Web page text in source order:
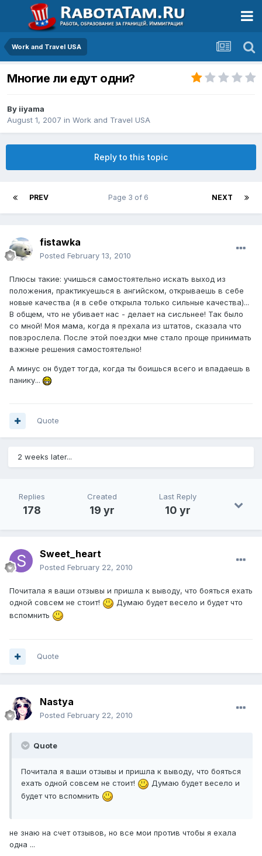
Work and Travel USA
Многие ли едут одни?
By iiyama
August 1, 2007 in Work and Travel USA
Reply to this topic
PREV NEXT
Page 3 of 6
fistawka
Posted February 13, 2010
Плюсы такие: учишься самостоятельно искать выход из
положения, практикуешься в ангийском, открываешь в себе
новые качества (я в себе открыла только сильные качества)...
В общем, что не убивает нас - делает на сисльнее! Так было
со мной! Моя мама, когда я прехала из штатов, сказала что
повзрослела. После этой поездки мне стало проще принимать
важные решения самостоятельно!
А минус он будет тогда, когда ты боишься всего и впадаешь в
панику...
Quote
2 weeks later...
Replies
178
Created
19 yr
Last Reply
10 yr
Sweet_heart
Posted February 22, 2010
Почитала я ваши отзывы и пришла к выводу, что бояться ехать
одной совсем не стоит!
Думаю будет весело и будет что
вспомнить
Quote
Nastya
Posted February 22, 2010
Quote
Почитала я ваши отзывы и пришла к выводу, что бояться
ехать одной совсем не стоит!
Думаю будет весело и
будет что вспомнить
не знаю на счет отзывов, но все мои против чтобы я ехала
одна ...